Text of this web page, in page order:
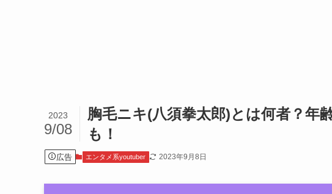
胸毛ニキ(八須拳太郎)とは何者？年
も！
2023
9/08
広告 エンタメ系youtuber 2023年9月8日